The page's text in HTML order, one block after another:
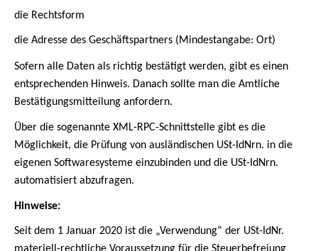
die Rechtsform
die Adresse des Geschäftspartners (Mindestangabe: Ort)
Sofern alle Daten als richtig bestätigt werden, gibt es einen
entsprechenden Hinweis. Danach sollte man die Amtliche
Bestätigungsmitteilung anfordern.
Über die sogenannte XML-RPC-Schnittstelle gibt es die
Möglichkeit, die Prüfung von ausländischen USt-IdNrn. in die
eigenen Softwaresysteme einzubinden und die USt-IdNrn.
automatisiert abzufragen.
Hinweise:
Seit dem 1 Januar 2020 ist die „Verwendung“ der USt-IdNr.